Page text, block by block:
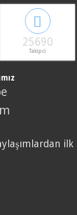
25690
Takipci
ilk